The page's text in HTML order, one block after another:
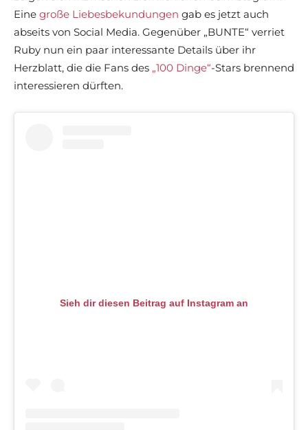
Eine große Liebesbekundungen gab es jetzt auch
abseits von Social Media. Gegenüber „BUNTE“ verriet
Ruby nun ein paar interessante Details über ihr
Herzblatt, die die Fans des „100 Dinge“-Stars brennend
interessieren dürften.
Sieh dir diesen Beitrag auf Instagram an